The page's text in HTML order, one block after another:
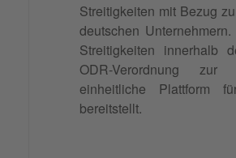
Streitigkeiten mit Bezug
deutschen
Streitigkeiten innerhalb
ODR-Verordnung
einheitliche Plattform
bereitstellt.